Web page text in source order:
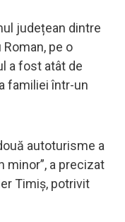
județean dintre
pe o
a fost atât de
familiei într-un
autoturisme a
minor”, a precizat
Timiș, potrivit